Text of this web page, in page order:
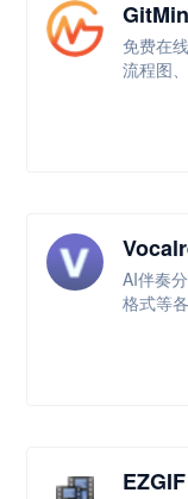
免费在
流程图
AI伴奏
格式等
EZGIF